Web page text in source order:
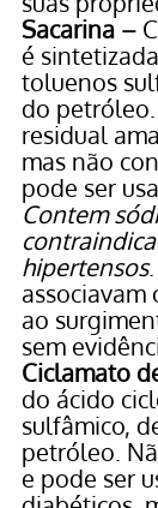
Sacarina –
é
toluenos
do
residual
mas não
pode ser
Contem
hipertensos
associavam
ao
sem
Ciclamato
do ácido
sulfâmico,
petróleo.
e pode ser